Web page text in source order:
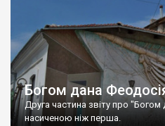
Богом дана
Друга частина звіту про
насиченою ніж перша.